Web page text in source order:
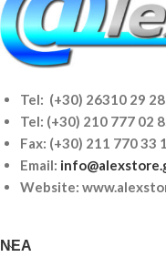
Tel: (+30) 26310 29
Tel: (+30) 210 777 02
Fax: (+30) 211 770 33
Email:
Website:
ΝΈΑ